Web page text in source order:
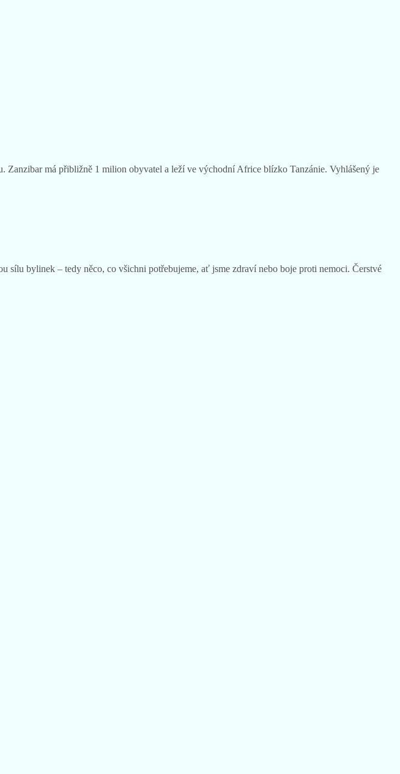
Zanzibar má přibližně 1 milion obyvatel a leží ve východní Africe blízko Tanzánie. Vyhlášený je
sílu bylinek – tedy něco, co všichni potřebujeme, ať jsme zdraví nebo boje proti nemoci. Čerstvé